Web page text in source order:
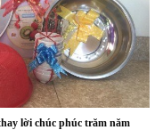
lời chúc phúc trăm năm